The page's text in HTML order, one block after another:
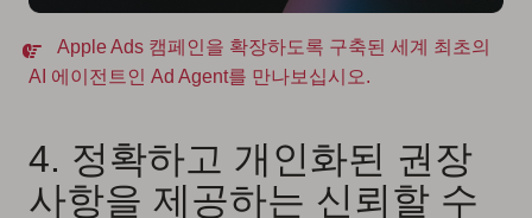
Apple Ads 캠페인을 확장하도록 구축된 세계 최초의
AI 에이전트인 Ad Agent를 만나보십시오.
4. 정확하고 개인화된 권장
사항을 제공하는 신뢰할 수